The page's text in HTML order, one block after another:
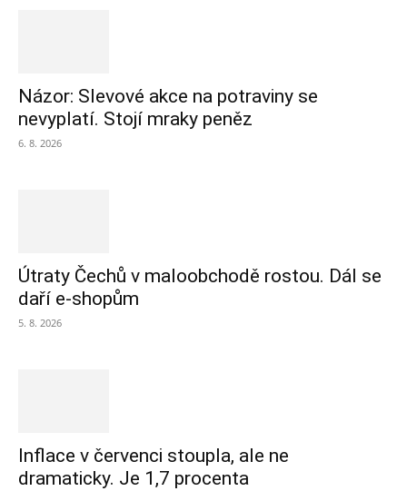
Názor: Slevové akce na potraviny se
nevyplatí. Stojí mraky peněz
6. 8. 2026
Útraty Čechů v maloobchodě rostou. Dál se
daří e-shopům
5. 8. 2026
Inflace v červenci stoupla, ale ne
dramaticky. Je 1,7 procenta